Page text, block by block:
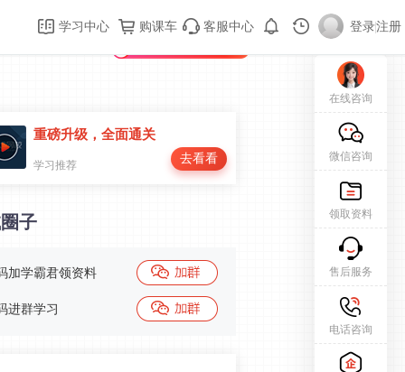
购课车 登录/注册
学习中心 购课车 客服中心 登录|注册
重磅升级，全面通关
学习推荐 去看看
子
加学霸君领资料
进群学习
在线咨询
微信咨询
领取资料
售后服务
电话咨询